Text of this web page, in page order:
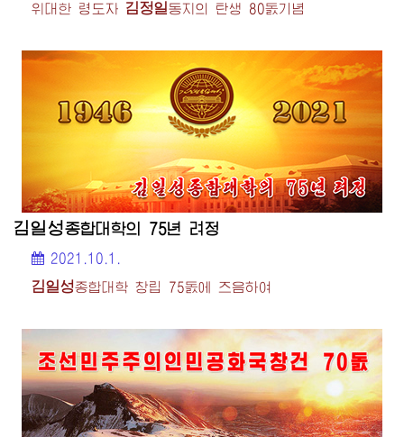
위대한 령도자 김정일동지 의 탄생 80돐기념
김일성종합대학의 75년 려정
2021.10.1.
김일성종합대학 창립 75돐에 즈음하여